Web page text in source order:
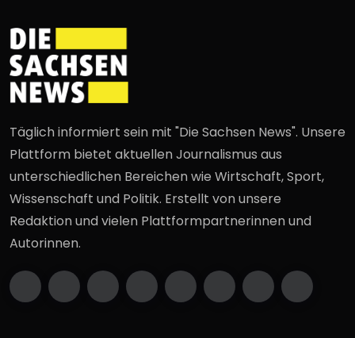
Täglich informiert sein mit "Die Sachsen News". Unsere
Plattform bietet aktuellen Journalismus aus
unterschiedlichen Bereichen wie Wirtschaft, Sport,
Wissenschaft und Politik. Erstellt von unsere
Redaktion und vielen Plattformpartnerinnen und
Autorinnen.